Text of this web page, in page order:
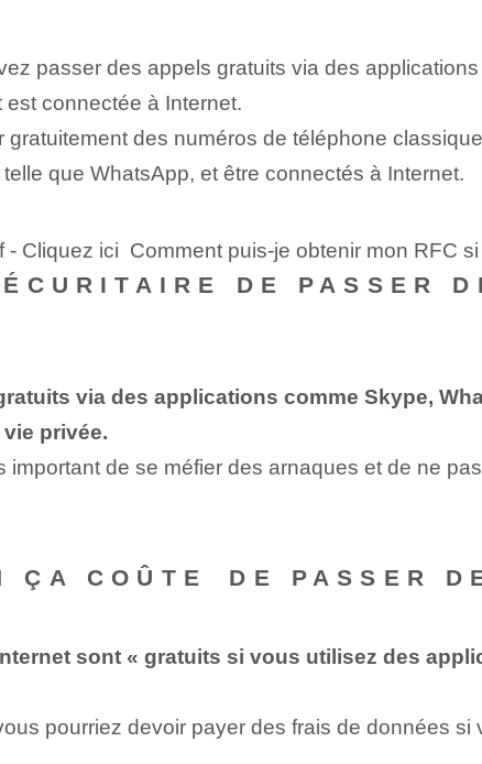
passer des appels gratuits via des
est connectée à Internet.
gratuitement des numéros de téléphone
que WhatsApp, et être connectés à Internet.
- Cliquez ici Comment puis-je obtenir mon RFC
DE PASSER
via des applications comme Skype,
privée.
important de se méfier des arnaques et de ne
ÇA COÛTE⁢ DE PASSER‌
sont « gratuits si vous utilisez des
pourriez devoir payer des frais de données